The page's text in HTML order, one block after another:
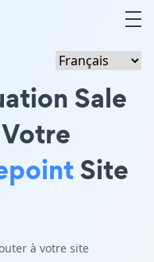
Sale
Site
à votre site